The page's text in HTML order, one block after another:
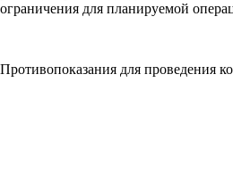
ограничения для планируемой
Противопоказания для проведения